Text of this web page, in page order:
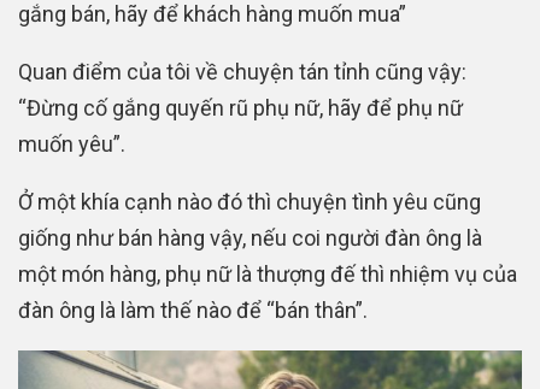
gắng bán, hãy để khách hàng muốn mua”
Quan điểm của tôi về chuyện tán tỉnh cũng vậy:
“Đừng cố gắng quyến rũ phụ nữ, hãy để phụ nữ
muốn yêu”.
Ở một khía cạnh nào đó thì chuyện tình yêu cũng
giống như bán hàng vậy, nếu coi người đàn ông là
một món hàng, phụ nữ là thượng đế thì nhiệm vụ của
đàn ông là làm thế nào để “bán thân”.